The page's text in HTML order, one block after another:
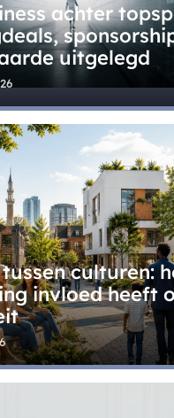
achter
uitgelegd
culturen:
invloed heeft